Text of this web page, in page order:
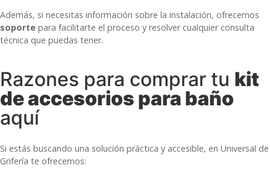
Además, si necesitas información sobre la instalación, ofrecemos
soporte para facilitarte el proceso y resolver cualquier consulta
técnica que puedas tener.
Razones para comprar tu kit
de accesorios para baño
aquí
Si estás buscando una solución práctica y accesible, en Universal de
Grifería te ofrecemos: